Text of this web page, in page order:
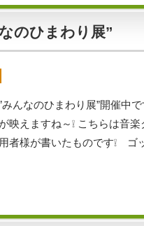
のひまわり展”
みんなのひまわり展”開催中
映えますね～❕ こちらは音
者様が書いたものです❕